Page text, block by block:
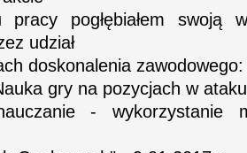
pracy pogłębiałem swoją
udział
doskonalenia zawodowego:
gry na pozycjach w
- wykorzystanie